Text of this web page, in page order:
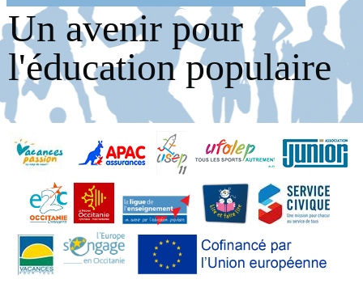
Un avenir pour
l'éducation populaire